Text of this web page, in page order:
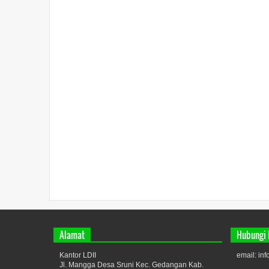
Alamat
Kantor LDII
Jl. Mangga Desa Sruni Kec. Gedangan Kab.
Hubungi
email: